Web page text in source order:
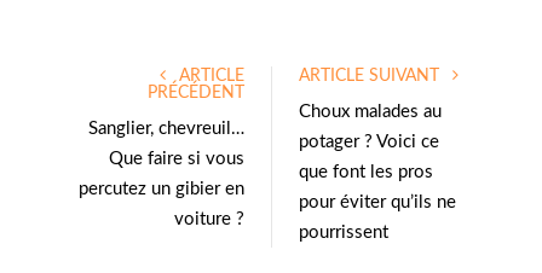
t
r
e
I
ARTICLE
PRÉCÉDENT
Sanglier, chevreuil…
Que faire si vous
percutez un gibier en
voiture ?
ARTICLE SUIVANT
Choux malades au
potager ? Voici ce
que font les pros
pour éviter qu’ils ne
pourrissent